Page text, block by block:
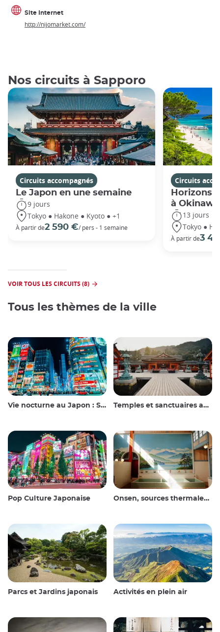
Site Internet
http://nijomarket.com/
Nos circuits à Sapporo
Circuits accompagnés
Le Japon en une semaine
9 jours
Tokyo ● Hakone ● Kyoto ● +1
À partir de2 590 €/ pers - 1 semaine
Circuits
Horizons
à Okinawa
13 jours
Tokyo ●
À partir de3
VOIR TOUS LES CIRCUITS (8)
Tous les thèmes de la ville
Vie nocturne au Japon : Sortir, voir et boire Temples et sanctuaires au Japon
Pop Culture Japonaise Onsen, sources thermales et bains publics
Parcs et Jardins japonais Activités en plein air